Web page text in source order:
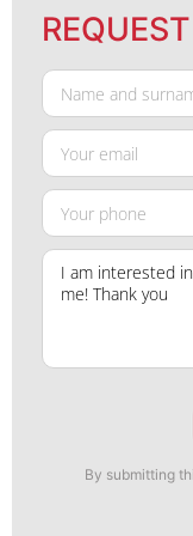
By submitting